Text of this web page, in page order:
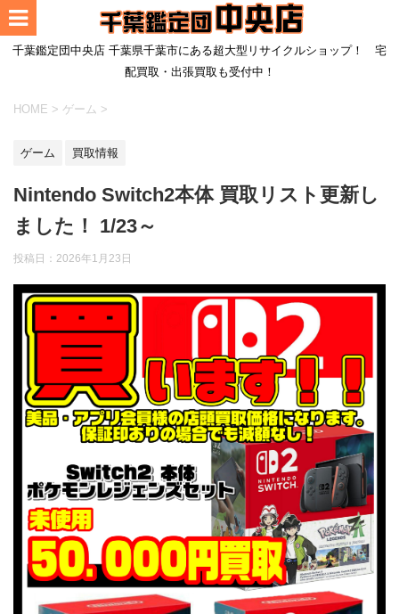
千葉鑑定団中央店 千葉県千葉市にある超大型リサイクルショップ！ 宅
配買取・出張買取も受付中！
HOME > ゲーム >
ゲーム 買取情報
Nintendo Switch2本体 買取リスト更新し
ました！ 1/23～
投稿日： 2026年1月23日